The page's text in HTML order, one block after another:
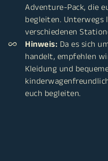
Adventure-Pack, die
begleiten. Unterwegs
verschiedenen
Hinweis: Da es sich
handelt, empfehlen
Kleidung und
euch begleiten.